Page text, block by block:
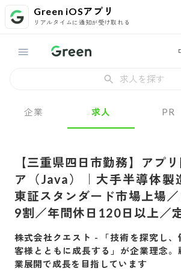
Green iOSアプリ
リアルタイムに通知が受け取れる
求人を探す
企業 求人 PR
【三重県四日市勤務】アプ
ア（Java）｜大手半導体製
東証スタンダード市場上場
9割／年間休日120日以上／
株式会社クエスト -
「技術を探究し
客様とともに成長する」が企業理念。
業展開で成長を目指しています